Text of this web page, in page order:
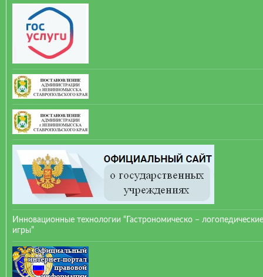
Инновационные технологии “Гастрономическо – логопедические
игры”